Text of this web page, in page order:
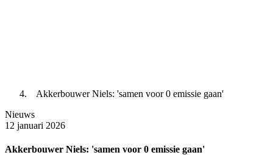
Akkerbouwer Niels: 'samen voor 0 emissie gaan'
Nieuws
12 januari 2026
Akkerbouwer Niels: 'samen voor 0 emissie gaan'